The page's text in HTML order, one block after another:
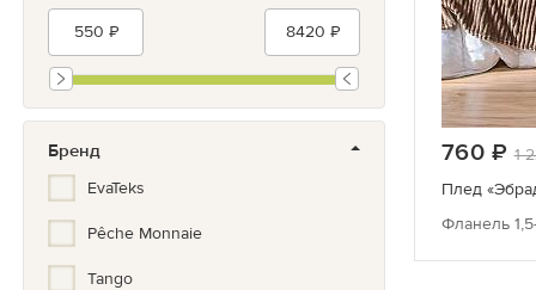
Бренд
EvaTeks
Pêche Monnaie
Tango
760 1
Плед
Фланель